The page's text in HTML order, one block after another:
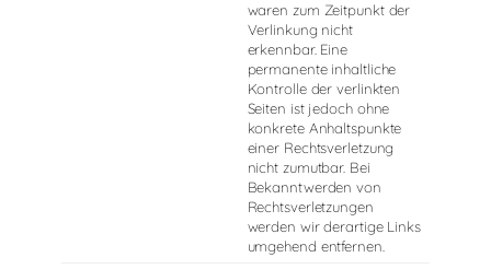
waren zum Zeitpunkt der
Verlinkung nicht
erkennbar. Eine
permanente inhaltliche
Kontrolle der verlinkten
Seiten ist jedoch ohne
konkrete Anhaltspunkte
einer Rechtsverletzung
nicht zumutbar. Bei
Bekanntwerden von
Rechtsverletzungen
werden wir derartige Links
umgehend entfernen.